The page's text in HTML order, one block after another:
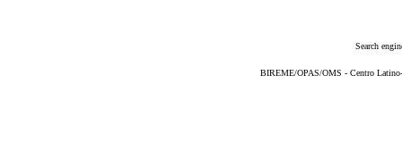
Search
BIREME/OPAS/OMS - Centro Latino-